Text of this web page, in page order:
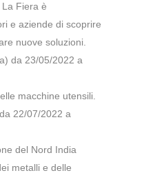
Fiera è
e aziende di scoprire
nuove soluzioni.
da 23/05/2022 a
macchine utensili.
22/07/2022 a
del Nord India
metalli e delle